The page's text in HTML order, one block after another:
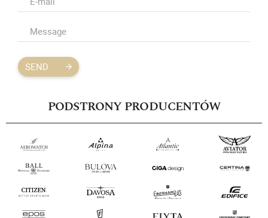
SEND
PODSTRONY PRODUCENTÓW